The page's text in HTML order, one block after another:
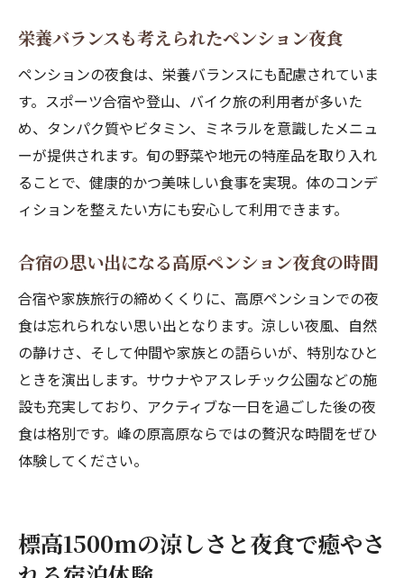
栄養バランスも考えられたペンション夜食
ペンションの夜食は、栄養バランスにも配慮されていま
す。スポーツ合宿や登山、バイク旅の利用者が多いた
め、タンパク質やビタミン、ミネラルを意識したメニュ
ーが提供されます。旬の野菜や地元の特産品を取り入れ
ることで、健康的かつ美味しい食事を実現。体のコンデ
ィションを整えたい方にも安心して利用できます。
合宿の思い出になる高原ペンション夜食の時間
合宿や家族旅行の締めくくりに、高原ペンションでの夜
食は忘れられない思い出となります。涼しい夜風、自然
の静けさ、そして仲間や家族との語らいが、特別なひと
ときを演出します。サウナやアスレチック公園などの施
設も充実しており、アクティブな一日を過ごした後の夜
食は格別です。峰の原高原ならではの贅沢な時間をぜひ
体験してください。
標高1500mの涼しさと夜食で癒やさ